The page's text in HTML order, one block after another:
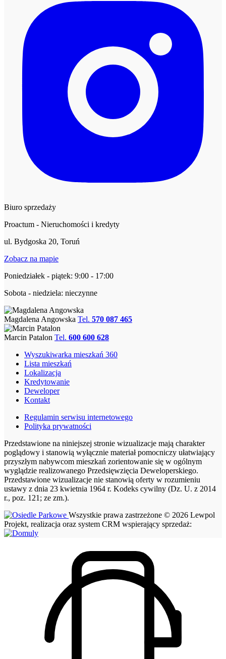
Biuro sprzedaży
Proactum - Nieruchomości i kredyty
ul. Bydgoska 20, Toruń
Zobacz na mapie
Poniedziałek - piątek: 9:00 - 17:00
Sobota - niedziela: nieczynne
Magdalena Angowska Tel. 570 087 465
Marcin Patalon Tel. 600 600 628
Wyszukiwarka mieszkań 360
Lista mieszkań
Lokalizacja
Kredytowanie
Deweloper
Kontakt
Regulamin serwisu internetowego
Polityka prywatności
Przedstawione na niniejszej stronie wizualizacje mają charakter
poglądowy i stanowią wyłącznie materiał pomocniczy ułatwiający
przyszłym nabywcom mieszkań zorientowanie się w ogólnym
wyglądzie realizowanego Przedsięwzięcia Deweloperskiego.
Przedstawione wizualizacje nie stanowią oferty w rozumieniu
ustawy z dnia 23 kwietnia 1964 r. Kodeks cywilny (Dz. U. z 2014
r., poz. 121; ze zm.).
Wszystkie prawa zastrzeżone © 2026 Lewpol
Projekt, realizacja oraz system CRM wspierający sprzedaż: